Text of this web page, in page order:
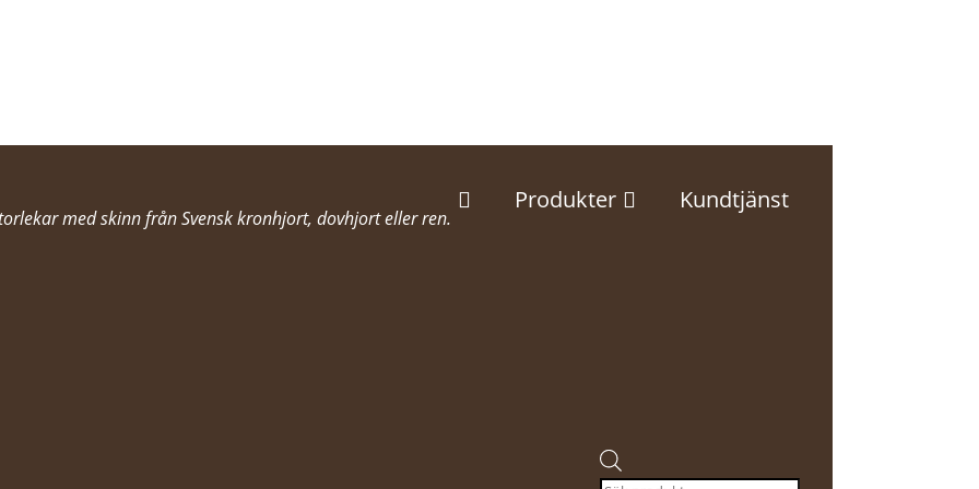
med skinn från Svensk kronhjort, dovhjort eller ren.
Produkter Kundtjänst